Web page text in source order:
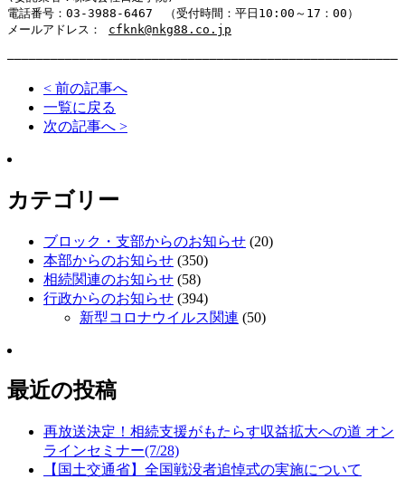
電話番号：03-3988-6467　（受付時間：平日10:00～17：00）
メールアドレス： cfknk@nkg88.co.jp
――――――――――――――――――――――――――――――――――――――――――――――――――――――
< 前の記事へ
一覧に戻る
次の記事へ >
カテゴリー
ブロック・支部からのお知らせ (20)
本部からのお知らせ (350)
相続関連のお知らせ (58)
行政からのお知らせ (394)
新型コロナウイルス関連 (50)
最近の投稿
再放送決定！相続支援がもたらす収益拡大への道 オン
ラインセミナー(7/28)
【国土交通省】全国戦没者追悼式の実施について